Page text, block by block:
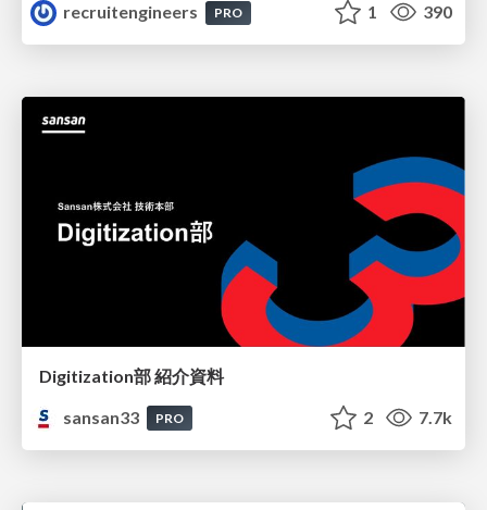
recruitengineers
PRO 1 390
Digitization部 紹介資料
sansan33
PRO 2 7.7k